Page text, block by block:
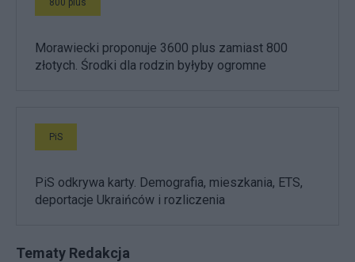
800 plus
Morawiecki proponuje 3600 plus zamiast 800
złotych. Środki dla rodzin byłyby ogromne
PiS
PiS odkrywa karty. Demografia, mieszkania, ETS,
deportacje Ukraińców i rozliczenia
Tematy Redakcja